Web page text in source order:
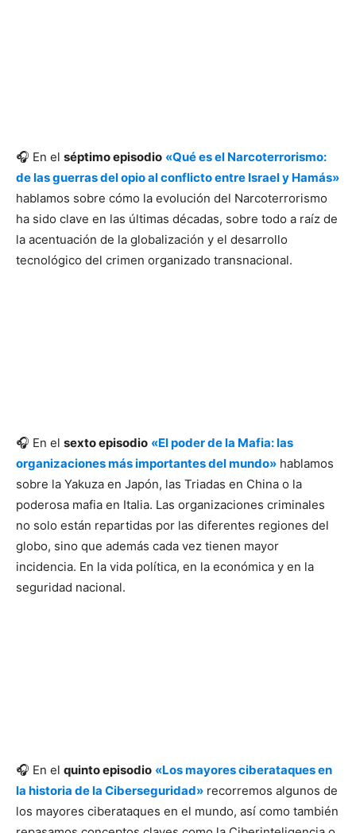
🎧 En el séptimo episodio «Qué es el Narcoterrorismo:
de las guerras del opio al conflicto entre Israel y Hamás»
hablamos sobre cómo la evolución del Narcoterrorismo
ha sido clave en las últimas décadas, sobre todo a raíz de
la acentuación de la globalización y el desarrollo
tecnológico del crimen organizado transnacional.
🎧 En el sexto episodio «El poder de la Mafia: las
organizaciones más importantes del mundo» hablamos
sobre la Yakuza en Japón, las Triadas en China o la
poderosa mafia en Italia. Las organizaciones criminales
no solo están repartidas por las diferentes regiones del
globo, sino que además cada vez tienen mayor
incidencia. En la vida política, en la económica y en la
seguridad nacional.
🎧 En el quinto episodio «Los mayores ciberataques en
la historia de la Ciberseguridad» recorremos algunos de
los mayores ciberataques en el mundo, así como también